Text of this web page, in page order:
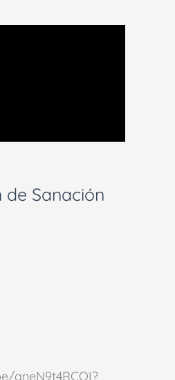
de Sanación
aneN9t4RCOI?